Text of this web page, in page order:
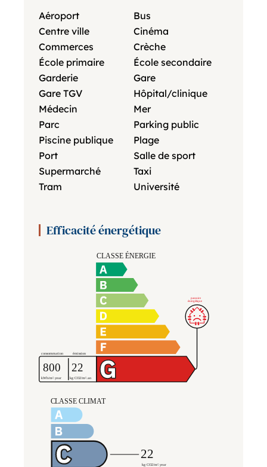
Aéroport
Bus
Centre ville
Cinéma
Commerces
Crèche
École primaire
École secondaire
Garderie
Gare
Gare TGV
Hôpital/clinique
Médecin
Mer
Parc
Parking public
Piscine publique
Plage
Port
Salle de sport
Supermarché
Taxi
Tram
Université
Efficacité énergétique